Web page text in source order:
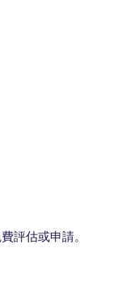
評估或申請。